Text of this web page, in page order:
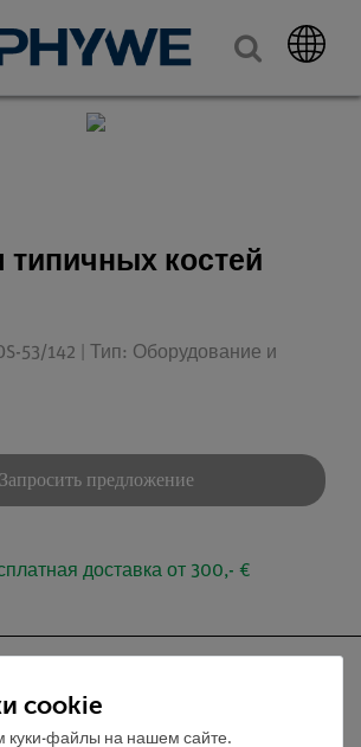
типичных костей
53/142 | Тип: Оборудование и
Запросить предложение
доставка от 300,- €
cookie
куки-файлы на нашем сайте.